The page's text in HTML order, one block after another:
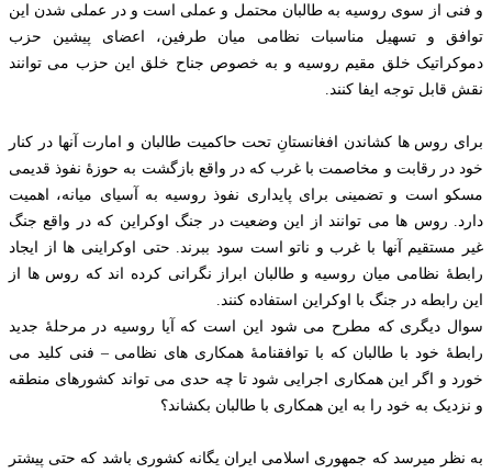
و فنی از سوی روسیه به طالبان محتمل و عملی است و در عملی شدن این
توافق و تسهیل مناسبات نظامی میان طرفین، اعضای پیشین حزب
دموکراتیک خلق مقیم روسیه و به خصوص جناح خلق این حزب می توانند
نقش قابل توجه ایفا کنند.
برای روس ها کشاندن افغانستانِ تحت حاکمیت طالبان و امارت آنها در کنار
خود در رقابت و مخاصمت با غرب که در واقع بازگشت به حوزۀ نفوذ قدیمی
مسکو است و تضمینی برای پایداری نفوذ روسیه به آسیای میانه، اهمیت
دارد. روس ها می توانند از این وضعیت در جنگ اوکراین که در واقع جنگ
غیر مستقیم آنها با غرب و ناتو است سود ببرند. حتی اوکراینی ها از ایجاد
رابطۀ نظامی میان روسیه و طالبان ابراز نگرانی کرده اند که روس ها از
این رابطه در جنگ با اوکراین استفاده کنند.
سوال دیگری که مطرح می شود این است که آیا روسیه در مرحلۀ جدید
رابطۀ خود با طالبان که با توافقنامۀ همکاری های نظامی – فنی کلید می
خورد و اگر این همکاری اجرایی شود تا چه حدی می تواند کشورهای منطقه
و نزدیک به خود را به این همکاری با طالبان بکشاند؟
به نظر میرسد که جمهوری اسلامی ایران یگانه کشوری باشد که حتی پیشتر